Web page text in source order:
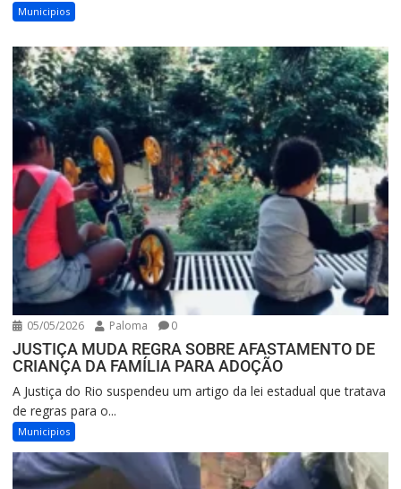
Municipios
05/05/2026 Paloma 0
JUSTIÇA MUDA REGRA SOBRE AFASTAMENTO DE
CRIANÇA DA FAMÍLIA PARA ADOÇÃO
A Justiça do Rio suspendeu um artigo da lei estadual que tratava
de regras para o...
Municipios